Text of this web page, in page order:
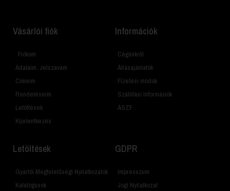
Vásárlói fiók
Fiókom
Adataim, Jelszavam
Címeim
Rendeléseim
Letöltések
Kijelentkezés
Információk
Cégünkről
Állásajánlatok
Fizetési módok
Szállítási Információk
ÁSZF
Letöltések
Gyártói Megfelelőségi Nyilatkozatok
Katalógusok
GDPR
Impresszum
Jogi Nyilatkozat